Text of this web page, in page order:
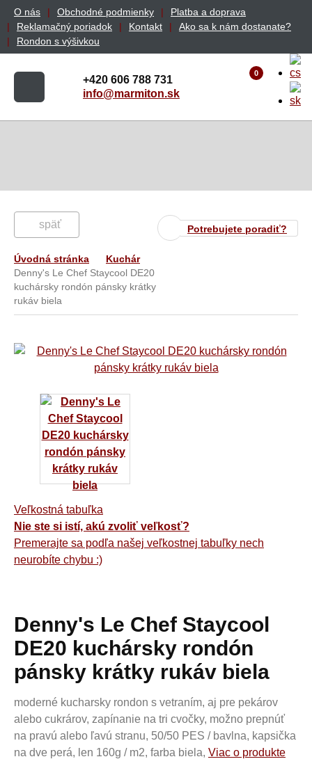
O nás Obchodné podmienky
Platba a doprava
Reklamačný poriadok
Kontakt
Ako sa k nám dostanate?
Rondon s výšivkou
+420 606 788 731
info@marmiton.sk
0
Potrebujete poradiť?
späť
Úvodná stránka
Kuchár
Denny's Le Chef Staycool DE20
kuchársky rondón pánsky krátky
rukáv biela
Denny's Le Chef Staycool
DE20 kuchársky rondón
pánsky krátky rukáv biela
moderné kucharsky rondon s vetraním, aj pre pekárov
alebo cukrárov, zapínanie na tri cvočky, možno prepnúť
na pravú alebo ľavú stranu, 50/50 PES / bavlna, kapsička
na dve perá, len 160g / m2, farba biela, Viac o produkte
Veľkostná tabuľka
Nie ste si istí, akú zvoliť veľkosť?
Premerajte sa podľa našej veľkostnej tabuľky nech
neurobíte chybu :)